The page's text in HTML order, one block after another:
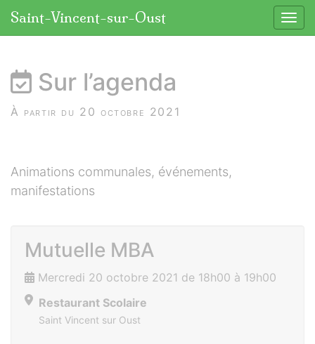
Saint-Vincent-sur-Oust
Sur l’agenda
À partir du 20 octobre 2021
Animations communales, événements,
manifestations
Mutuelle MBA
Mercredi 20 octobre 2021 de 18h00 à 19h00
Restaurant Scolaire
Saint Vincent sur Oust
Panneau de gestion des cookies